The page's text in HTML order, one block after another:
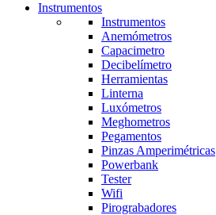
Instrumentos
Instrumentos
Anemómetros
Capacimetro
Decibelímetro
Herramientas
Linterna
Luxómetros
Meghometros
Pegamentos
Pinzas Amperimétricas
Powerbank
Tester
Wifi
Pirograbadores